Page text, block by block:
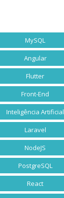
MySQL
Angular
Flutter
Front-End
Inteligência Artificial
Laravel
NodeJS
PostgreSQL
React